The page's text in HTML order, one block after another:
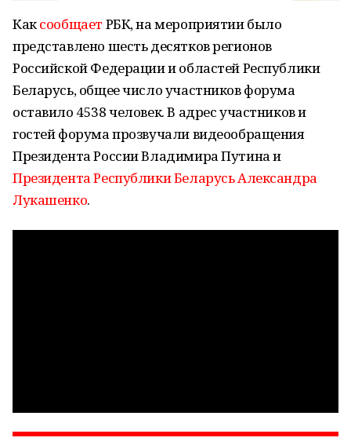
Каксообщает РБК, на мероприятии было
представлено шесть десятков регионов
Российской Федерации и областей Республики
Беларусь, общее число участников форума
оставило 4538 человек. В адрес участников и
гостей форума прозвучали видеообращения
Президента России Владимира Путина и
Президента Республики Беларусь Александра
Лукашенко.